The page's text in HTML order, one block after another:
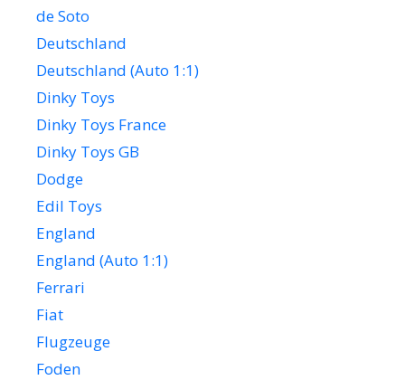
de Soto
Deutschland
Deutschland (Auto 1:1)
Dinky Toys
Dinky Toys France
Dinky Toys GB
Dodge
Edil Toys
England
England (Auto 1:1)
Ferrari
Fiat
Flugzeuge
Foden